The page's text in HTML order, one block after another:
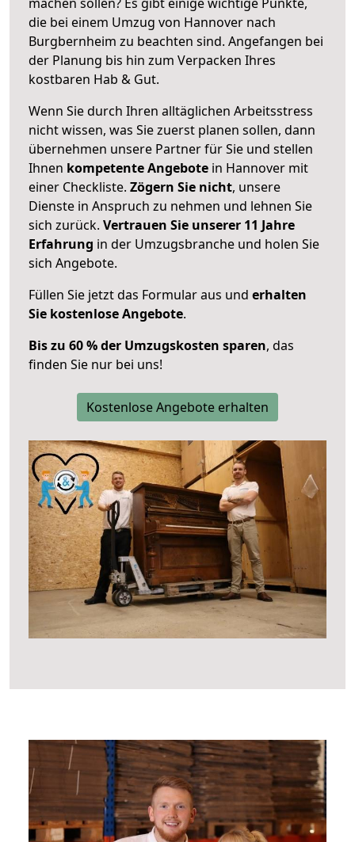
die bei einem Umzug von Hannover nach
Burgbernheim zu beachten sind. Angefangen bei
der Planung bis hin zum Verpacken Ihres
kostbaren Hab & Gut.
Wenn Sie durch Ihren alltäglichen Arbeitsstress
nicht wissen, was Sie zuerst planen sollen, dann
übernehmen unsere Partner für Sie und stellen
Ihnen kompetente Angebote in Hannover mit
einer Checkliste. Zögern Sie nicht, unsere
Dienste in Anspruch zu nehmen und lehnen Sie
sich zurück. Vertrauen Sie unserer 11 Jahre
Erfahrung in der Umzugsbranche und holen Sie
sich Angebote.
Füllen Sie jetzt das Formular aus und erhalten
Sie kostenlose Angebote.
Bis zu 60 % der Umzugskosten sparen, das
finden Sie nur bei uns!
Kostenlose Angebote erhalten